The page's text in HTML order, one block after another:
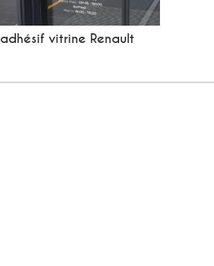
adhésif vitrine Renault